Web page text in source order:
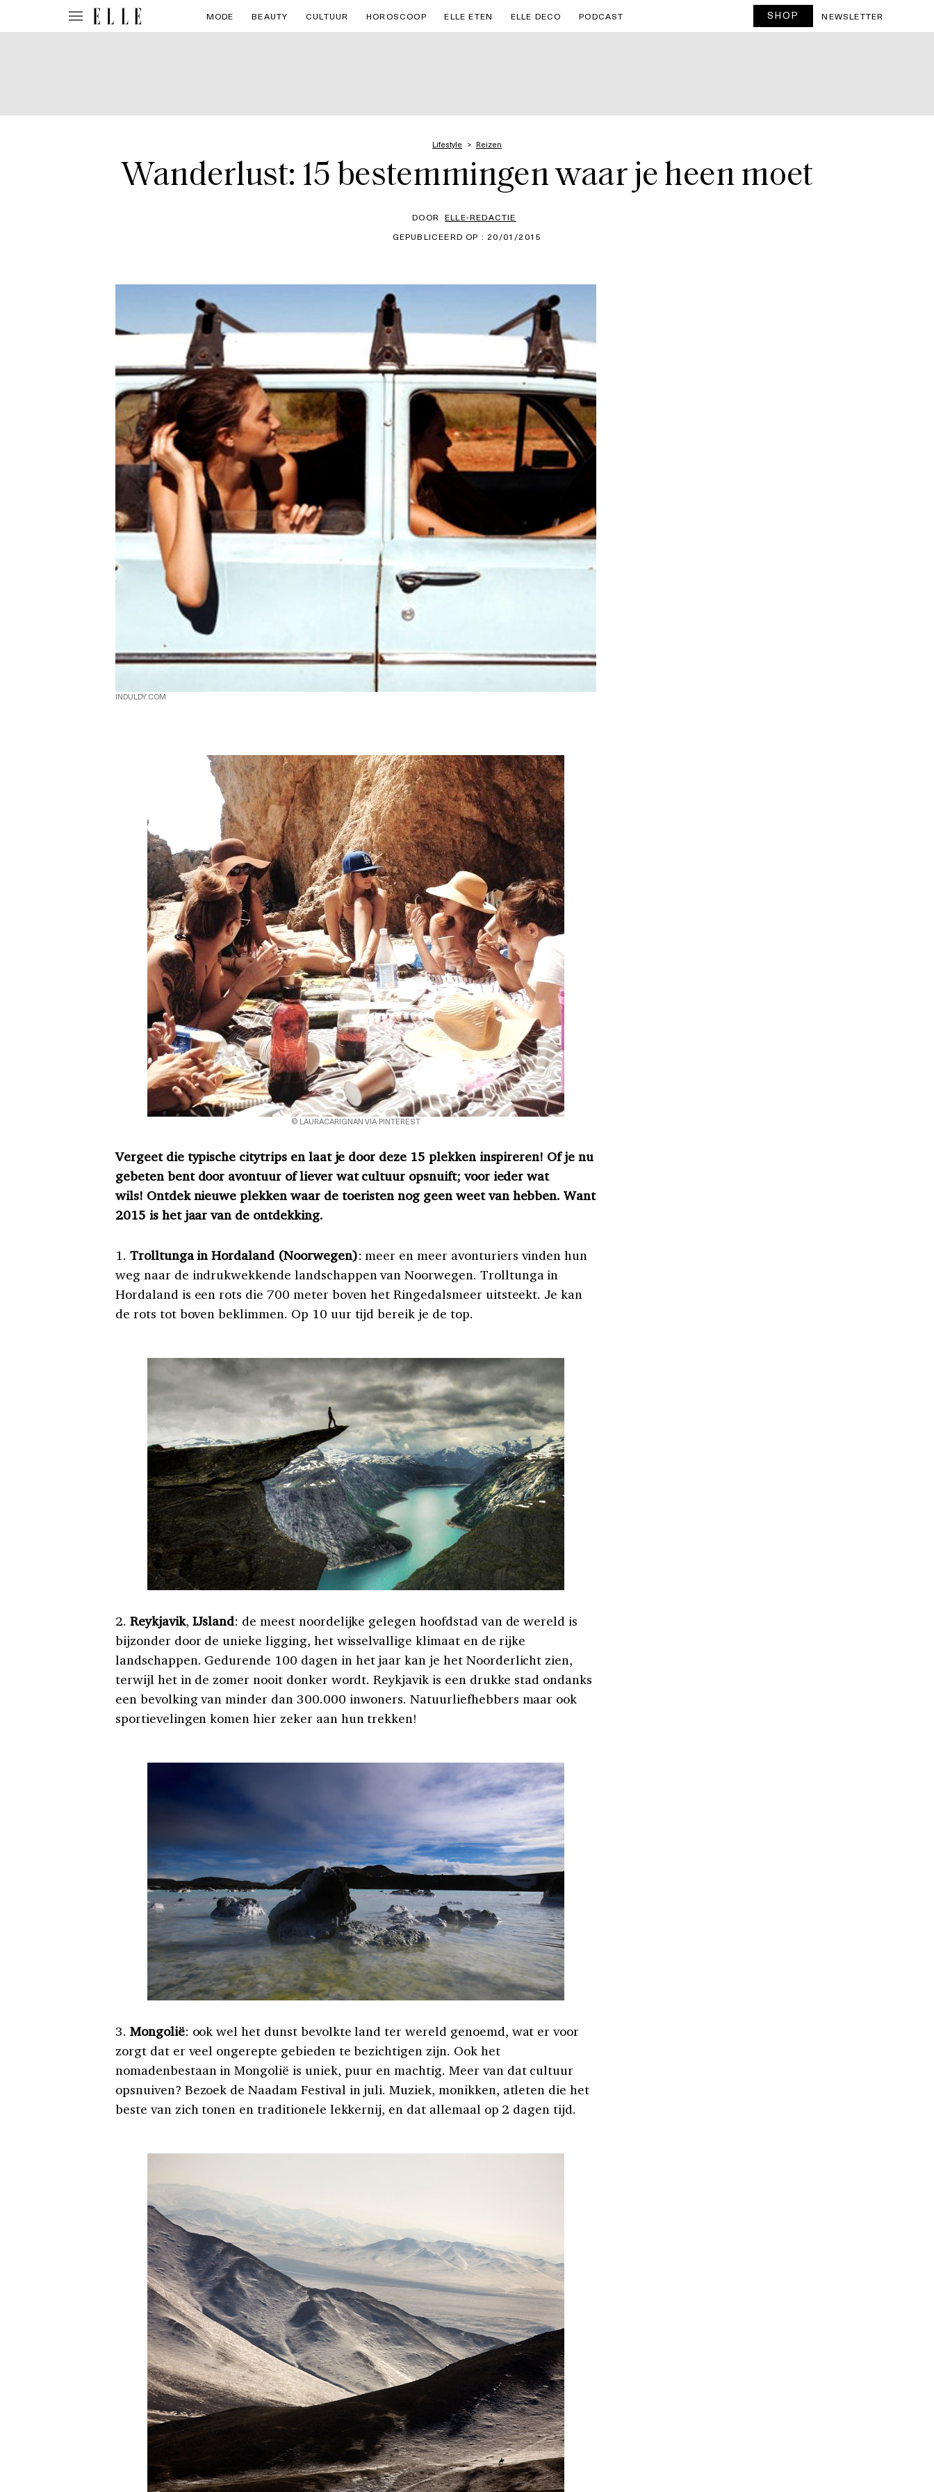
MODE BEAUTY CULTUUR HOROSCOOP ELLE ETEN ELLE DECO PODCAST SHOP NEWSLETTER
Lifestyle Reizen
Wanderlust: 15 bestemmingen waar je heen moet
DOOR ELLE-REDACTIE
GEPUBLICEERD OP : 20/01/2015
INDULDY.COM
© LAURACARIGNAN VIA PINTEREST
Vergeet die typische citytrips en laat je door deze 15 plekken inspireren! Of je nu
gebeten bent door avontuur of liever wat cultuur opsnuift; voor ieder wat
wils! Ontdek nieuwe plekken waar de toeristen nog geen weet van hebben. Want
2015 is het jaar van de ontdekking.
1. Trolltunga in Hordaland (Noorwegen): meer en meer avonturiers vinden hun
weg naar de indrukwekkende landschappen van Noorwegen. Trolltunga in
Hordaland is een rots die 700 meter boven het Ringedalsmeer uitsteekt. Je kan
de rots tot boven beklimmen. Op 10 uur tijd bereik je de top.
2. Reykjavik, IJsland: de meest noordelijke gelegen hoofdstad van de wereld is
bijzonder door de unieke ligging, het wisselvallige klimaat en de rijke
landschappen. Gedurende 100 dagen in het jaar kan je het Noorderlicht zien,
terwijl het in de zomer nooit donker wordt. Reykjavik is een drukke stad ondanks
een bevolking van minder dan 300.000 inwoners. Natuurliefhebbers maar ook
sportievelingen komen hier zeker aan hun trekken!
3. Mongolië: ook wel het dunst bevolkte land ter wereld genoemd, wat er voor
zorgt dat er veel ongerepte gebieden te bezichtigen zijn. Ook het
nomadenbestaan in Mongolië is uniek, puur en machtig. Meer van dat cultuur
opsnuiven? Bezoek de Naadam Festival in juli. Muziek, monikken, atleten die het
beste van zich tonen en traditionele lekkernij, en dat allemaal op 2 dagen tijd.